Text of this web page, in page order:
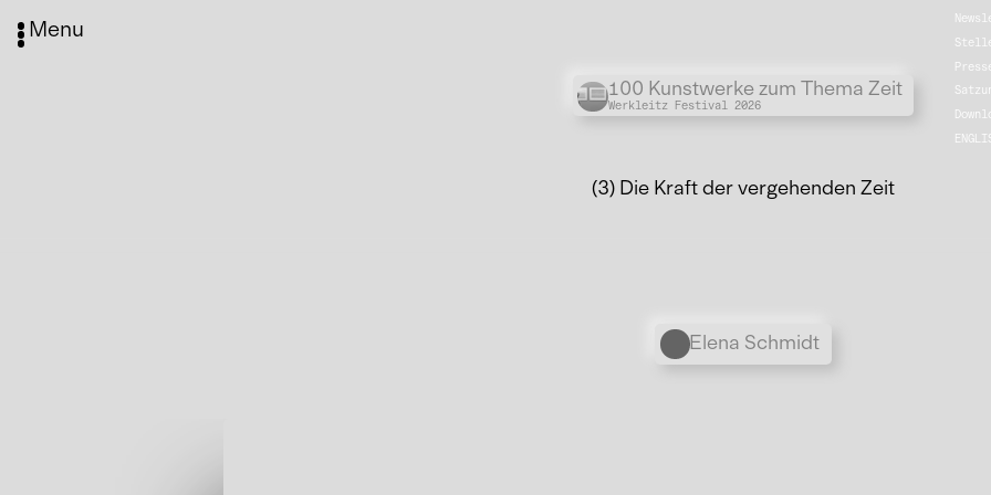
Menu
Presse
Übergordnete Werke und
100 Kunstwerke zum Thema Zeit
Werkleitz Festival 2026
(3) Die Kraft der vergehenden Zeit
Personen
Elena Schmidt